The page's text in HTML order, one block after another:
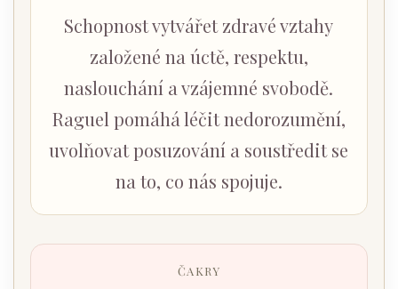
Schopnost vytvářet zdravé vztahy
založené na úctě, respektu,
naslouchání a vzájemné svobodě.
Raguel pomáhá léčit nedorozumění,
uvolňovat posuzování a soustředit se
na to, co nás spojuje.
ČAKRY